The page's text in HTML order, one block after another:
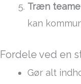
Træn
kan
Fordele ved en
Gør alt